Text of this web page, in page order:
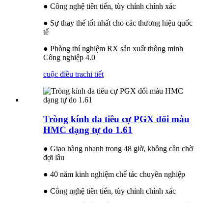
● Công nghệ tiên tiến, tùy chỉnh chính xác
● Sự thay thế tốt nhất cho các thương hiệu quốc
tế
● Phòng thí nghiệm RX sản xuất thông minh
Công nghiệp 4.0
cuộc điều trachi tiết
Tròng kính đa tiêu cự PGX đổi màu
HMC dạng tự do 1.61
● Giao hàng nhanh trong 48 giờ, không cần chờ
đợi lâu
● 40 năm kinh nghiệm chế tác chuyên nghiệp
● Công nghệ tiên tiến, tùy chỉnh chính xác